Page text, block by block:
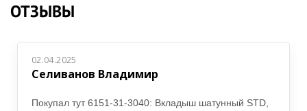
ОТЗЫВЫ
02.04.2025
Селиванов Владимир
Покупал тут 6151-31-3040: Вкладыш шатунный STD,